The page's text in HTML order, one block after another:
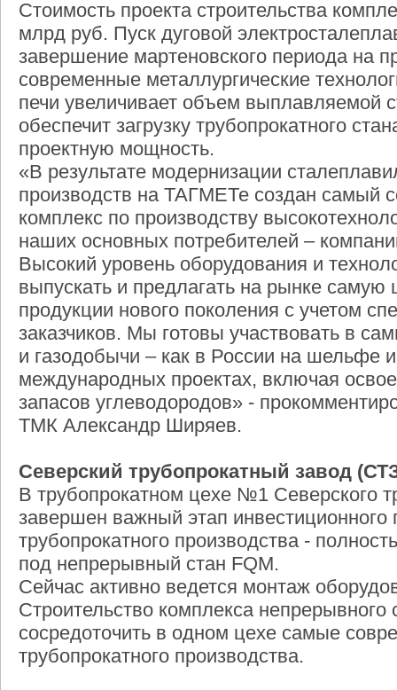
Стоимость проекта строительства
млрд руб. Пуск дуговой
завершение мартеновского периода на
современные металлургические
печи увеличивает объем выплавляемой
обеспечит загрузку трубопрокатного
проектную мощность.
«В результате модернизации
производств на ТАГМЕТе создан самый
комплекс по производству
наших основных потребителей –
Высокий уровень оборудования и
выпускать и предлагать на рынке
продукции нового поколения с учетом
заказчиков. Мы готовы участвовать в
и газодобычи – как в России на шельфе
международных проектах, включая
запасов углеводородов» -
ТМК Александр Ширяев.
Северский трубопрокатный завод
В трубопрокатном цехе №1 Северского
завершен важный этап инвестиционного
трубопрокатного производства -
под непрерывный стан FQM.
Сейчас активно ведется монтаж
Строительство комплекса непрерывного
сосредоточить в одном цехе самые
трубопрокатного производства.